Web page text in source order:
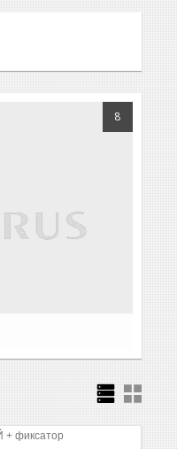
8
фиксатор